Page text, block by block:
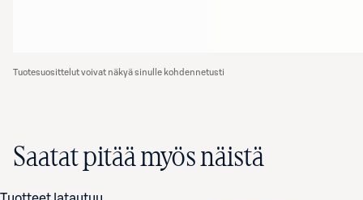
Tuotesuosittelut voivat näkyä sinulle kohdennetusti
Saatat pitää myös näistä